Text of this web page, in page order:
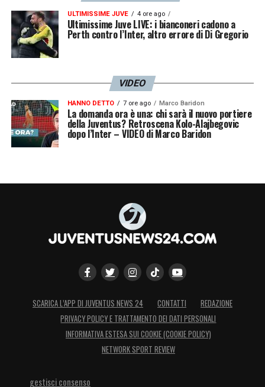
ULTIMISSIME JUVE 4 ore ago
Ultimissime Juve LIVE: i bianconeri cadono a
Perth contro l’Inter, altro errore di Di Gregorio
VIDEO
HANNO DETTO 7 ore ago Marco Baridon
La domanda ora è una: chi sarà il nuovo portiere
della Juventus? Retroscena Kolo-Alajbegovic
dopo l’Inter – VIDEO di Marco Baridon
SCARICA L’APP DI JUVENTUS NEWS 24 CONTATTI
REDAZIONE
PRIVACY POLICY E TRATTAMENTO DEI DATI PERSONALI
INFORMATIVA ESTESA SUI COOKIE (COOKIE POLICY)
NETWORK SPORT REVIEW
gestisci consenso